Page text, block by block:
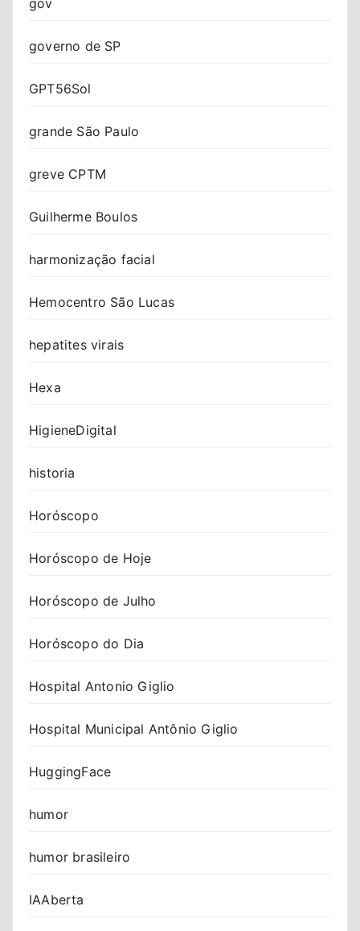
governo de SP
GPT56Sol
grande São Paulo
greve CPTM
Guilherme Boulos
harmonização facial
Hemocentro São Lucas
hepatites virais
Hexa
HigieneDigital
historia
Horóscopo
Horóscopo de Hoje
Horóscopo de Julho
Horóscopo do Dia
Hospital Antonio Giglio
Hospital Municipal Antônio Giglio
HuggingFace
humor
humor brasileiro
IAAberta